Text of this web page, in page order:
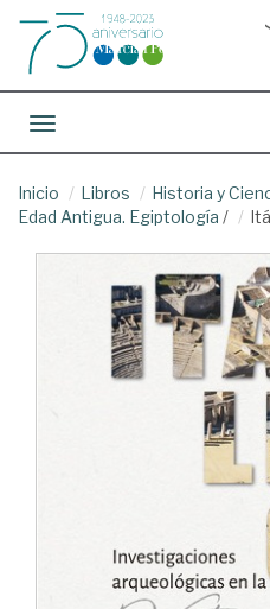
Toggle navigation
Inicio Libros Historia y
Edad Antigua. Egiptología /